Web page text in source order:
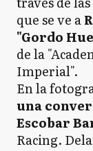
que se ve a
"Gordo
de la
Imperial".
En la
una
Escobar
Racing.